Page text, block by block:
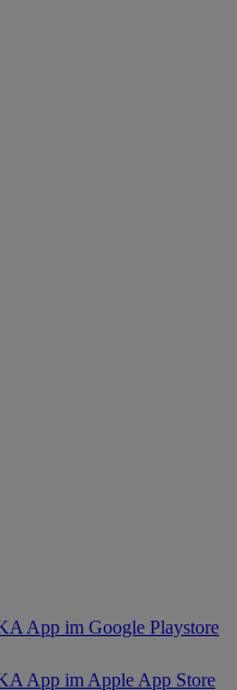
App im Google Playstore
App im Apple App Store